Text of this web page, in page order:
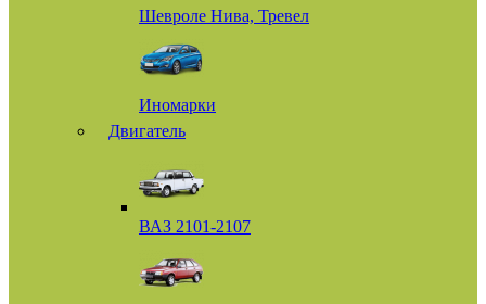
Шевроле Нива, Тревел
Иномарки
Двигатель
ВАЗ 2101-2107